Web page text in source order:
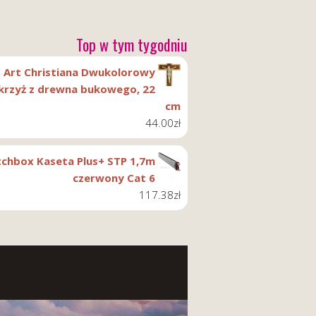
Top w tym tygodniu
Art Christiana Dwukolorowy
z drewna bukowego, 22
cm
44.00zł
Kaseta Plus+ STP 1,7m
czerwony Cat 6
117.38zł